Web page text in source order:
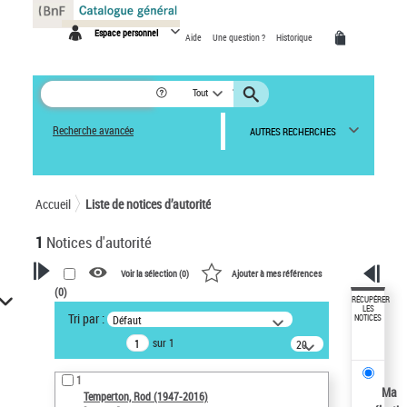
Espace personnel Aide Une question ? Historique
Tout
Recherche avancée AUTRES RECHERCHES
Accueil Liste de notices d’autorité
1 Notices d'autorité
VOTRE RECHERCHE
Recherche avancée dans les
notices d’autorité
Œuvres liées à l'auteur :
Temperton, Rod (1947-2016)
Voir la sélection (0) Ajouter à mes références
(0)
Tri par : Défaut
sur 1
20
résultats/page
1
Temperton, Rod (1947-2016)
RÉCUPÉRER
LES
NOTICES
Ma
Panneau de gestion des cookies